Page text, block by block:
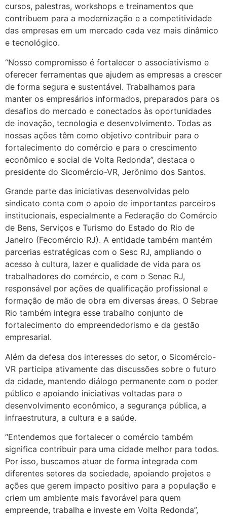
cursos, palestras, workshops e treinamentos que
contribuem para a modernização e a competitividade
das empresas em um mercado cada vez mais dinâmico
e tecnológico.
“Nosso compromisso é fortalecer o associativismo e
oferecer ferramentas que ajudem as empresas a crescer
de forma segura e sustentável. Trabalhamos para
manter os empresários informados, preparados para os
desafios do mercado e conectados às oportunidades
de inovação, tecnologia e desenvolvimento. Todas as
nossas ações têm como objetivo contribuir para o
fortalecimento do comércio e para o crescimento
econômico e social de Volta Redonda”, destaca o
presidente do Sicomércio-VR, Jerônimo dos Santos.
Grande parte das iniciativas desenvolvidas pelo
sindicato conta com o apoio de importantes parceiros
institucionais, especialmente a Federação do Comércio
de Bens, Serviços e Turismo do Estado do Rio de
Janeiro (Fecomércio RJ). A entidade também mantém
parcerias estratégicas com o Sesc RJ, ampliando o
acesso à cultura, lazer e qualidade de vida para os
trabalhadores do comércio, e com o Senac RJ,
responsável por ações de qualificação profissional e
formação de mão de obra em diversas áreas. O Sebrae
Rio também integra esse trabalho conjunto de
fortalecimento do empreendedorismo e da gestão
empresarial.
Além da defesa dos interesses do setor, o Sicomércio-
VR participa ativamente das discussões sobre o futuro
da cidade, mantendo diálogo permanente com o poder
público e apoiando iniciativas voltadas para o
desenvolvimento econômico, a segurança pública, a
infraestrutura, a cultura e a saúde.
“Entendemos que fortalecer o comércio também
significa contribuir para uma cidade melhor para todos.
Por isso, buscamos atuar de forma integrada com
diferentes setores da sociedade, apoiando projetos e
ações que gerem impacto positivo para a população e
criem um ambiente mais favorável para quem
empreende, trabalha e investe em Volta Redonda”,